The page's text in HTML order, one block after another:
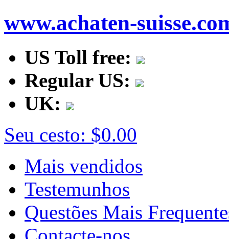
www.achaten-
US Toll free:
Regular US:
UK:
Seu cesto: $0.00
Mais vendidos
Testemunhos
Questões Mais